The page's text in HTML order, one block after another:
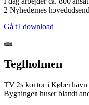
2 Nyhedernes
Gå til download
Teglholmen
TV 2s kontor i København
Bygningen huser blandt